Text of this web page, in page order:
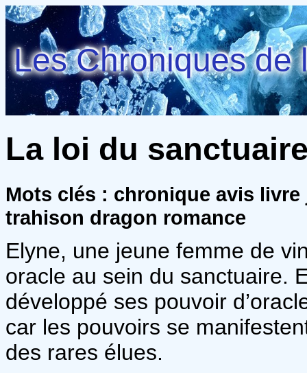
Les Chroniques de
La loi du
Mots clés : chronique avis
trahison dragon romance
Elyne, une jeune femme de
oracle au sein du sanctuaire.
développé ses pouvoir
car les pouvoirs se
des rares élues.